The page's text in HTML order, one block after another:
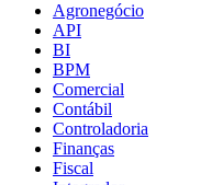
Agronegócio
API
BI
BPM
Comercial
Contábil
Controladoria
Finanças
Fiscal